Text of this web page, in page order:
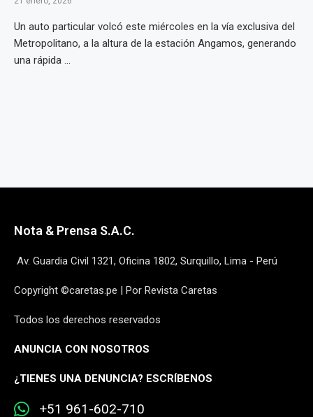
Un auto particular volcó este miércoles en la vía exclusiva del
Metropolitano, a la altura de la estación Angamos, generando
una rápida ...
Nota & Prensa S.A.C.
Av. Guardia Civil 1321, Oficina 1802, Surquillo, Lima - Perú
Copyright ©caretas.pe | Por Revista Caretas
Todos los derechos reservados
ANUNCIA CON NOSOTROS
¿TIENES UNA DENUNCIA? ESCRÍBENOS
+51 961-602-710